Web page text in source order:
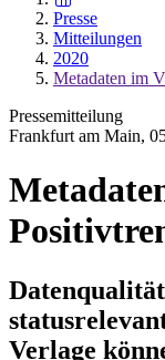
Presse
Mitteilungen
2020
Metadaten im
Pressemitteilung
Frankfurt am Main,
Verlage